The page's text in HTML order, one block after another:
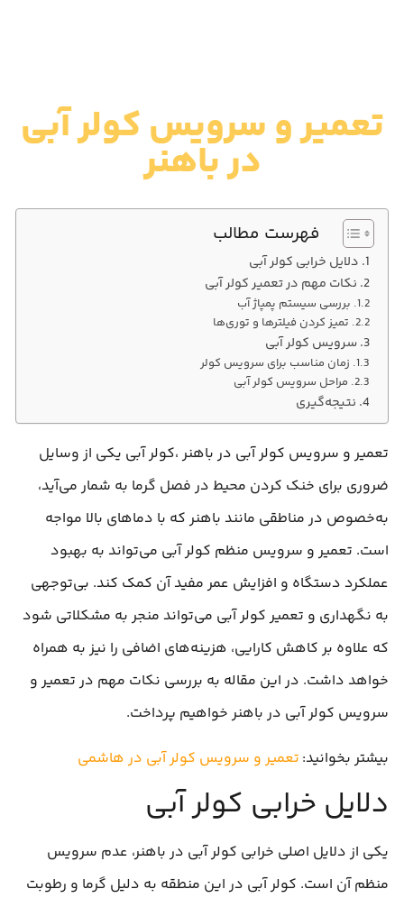
تعمیر و سرویس کولر آبی
در باهنر
فهرست مطالب
دلایل خرابی کولر آبی
نکات مهم در تعمیر کولر آبی
بررسی سیستم پمپاژ آب
تمیز کردن فیلترها و توری‌ها
سرویس کولر آبی
زمان مناسب برای سرویس کولر
مراحل سرویس کولر آبی
نتیجه‌گیری
تعمیر و سرویس کولر آبی در باهنر ،کولر آبی یکی از وسایل
ضروری برای خنک کردن محیط در فصل گرما به شمار می‌آید،
به‌خصوص در مناطقی مانند باهنر که با دماهای بالا مواجه
است. تعمیر و سرویس منظم کولر آبی می‌تواند به بهبود
عملکرد دستگاه و افزایش عمر مفید آن کمک کند. بی‌توجهی
به نگهداری و تعمیر کولر آبی می‌تواند منجر به مشکلاتی شود
که علاوه بر کاهش کارایی، هزینه‌های اضافی را نیز به همراه
خواهد داشت. در این مقاله به بررسی نکات مهم در تعمیر و
سرویس کولر آبی در باهنر خواهیم پرداخت.
بیشتر بخوانید: تعمیر و سرویس کولر آبی در هاشمی
دلایل خرابی کولر آبی
یکی از دلایل اصلی خرابی کولر آبی در باهنر، عدم سرویس
منظم آن است. کولر آبی در این منطقه به دلیل گرما و رطوبت